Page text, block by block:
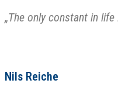
„The only constant in
Nils Reiche